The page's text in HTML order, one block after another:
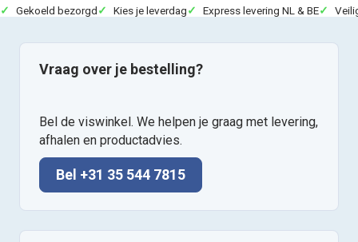
Gekoeld bezorgd Kies je leverdag Express levering NL & BE
Vraag over je bestelling?
Bel de viswinkel. We helpen je graag met levering,
afhalen en productadvies.
Bel +31 35 544 7815